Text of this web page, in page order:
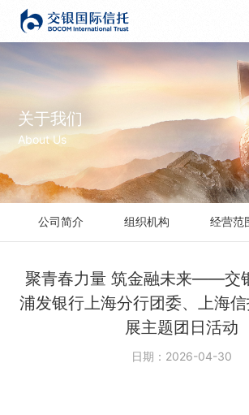
关于我们
About Us
公司简介 组织机构 经营范
聚青春力量 筑金融未来——交
浦发银行上海分行团委、上海
展主题团日活动
日期：2026-04-30